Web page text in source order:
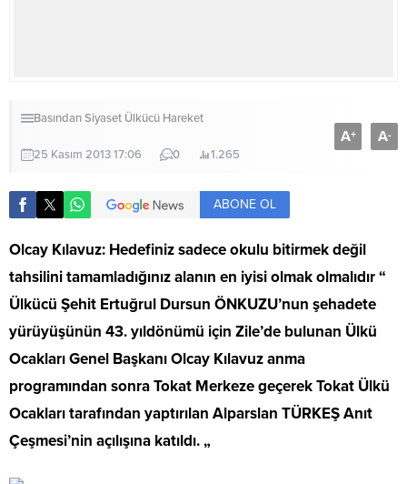
BasındanSiyaset Ülkücü Hareket
25 Kasım 2013 17:06 0 1.265
A+ A-
ABONE OL
Olcay Kılavuz: Hedefiniz sadece okulu bitirmek değil
tahsilini tamamladığınız alanın en iyisi olmak olmalıdır “
Ülkücü Şehit Ertuğrul Dursun ÖNKUZU’nun şehadete
yürüyüşünün 43. yıldönümü için Zile’de bulunan Ülkü
Ocakları Genel Başkanı Olcay Kılavuz anma
programından sonra Tokat Merkeze geçerek Tokat Ülkü
Ocakları tarafından yaptırılan Alparslan TÜRKEŞ Anıt
Çeşmesi’nin açılışına katıldı. „